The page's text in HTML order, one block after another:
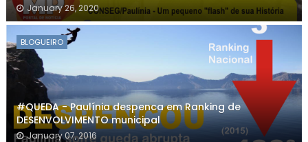
January 26, 2020
BLOGUEIRO
#QUEDA - Paulínia despenca em Ranking de
DESENVOLVIMENTO municipal
January 07, 2016